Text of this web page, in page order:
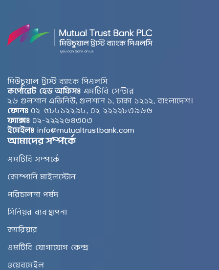
মিউচুয়াল ট্রাস্ট ব্যাংক পিএলসি
কর্পোরেট হেড অফিসঃ এমটিবি সেন্টার
২৬ গুলশান এভিনিউ, গুলশান ১, ঢাকা ১২১২, বাংলাদেশ।
ফোনঃ ০২-৫৮৮১২২৯৮, ০২-২২২২৮৩৯৬৬
ফ্যাক্সঃ ০২-২২২২৬৪৩০৩
ইমেইলঃ info@mutualtrustbank.com
আমাদের সম্পর্কে
এমটিবি সম্পর্কে
কোম্পানি মাইলস্টোন
পরিচালনা পর্ষদ
সিনিয়র ব্যবস্থাপনা
ক্যারিয়ার
এমটিবি যোগাযোগ কেন্দ্র
ওয়েবমেইল